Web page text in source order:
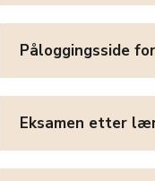
Påloggingsside
Eksamen etter